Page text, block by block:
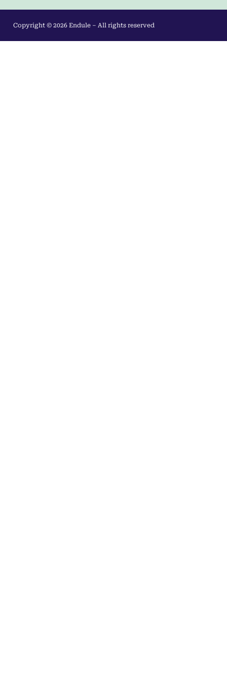
Copyright © 2026 Endule – All rights reserved